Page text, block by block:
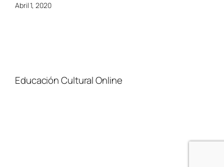
Abril 1, 2020
Educación Cultural Online